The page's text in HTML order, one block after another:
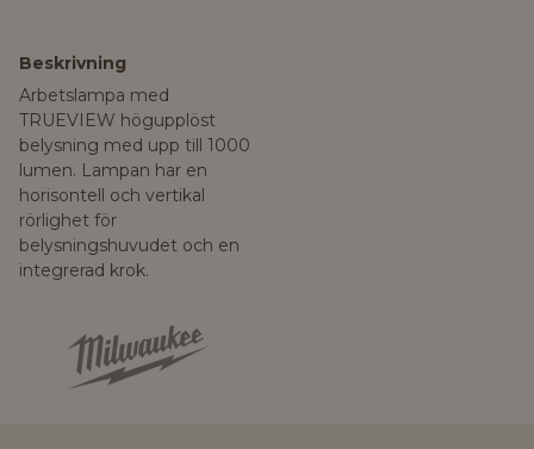
Beskrivning
Arbetslampa med
TRUEVIEW högupplöst
belysning med upp till 1000
lumen. Lampan har en
horisontell och vertikal
rörlighet för
belysningshuvudet och en
integrerad krok.